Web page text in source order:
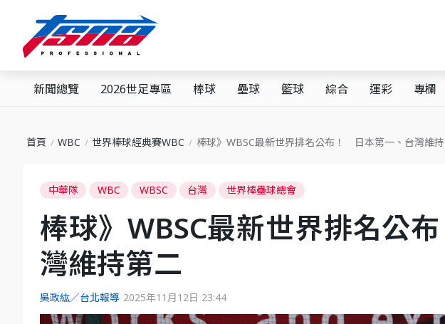
新聞總覽 2026世足專區 棒球 壘球 籃球 綜合 運彩 專欄
首頁 WBC 世界棒球經典賽WBC 棒球》WBSC最新世界排名公布！ 日本第一、台灣維
中華隊 WBC WBSC 台灣 世界棒壘球總會
棒球》WBSC最新世界排名公
灣維持第二
吳政紘／台北報導 2025年11月12日 23:44